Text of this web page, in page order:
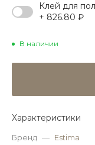
Клей для
+ 826.80 ₽
В наличии
Характеристики
Бренд — Estima